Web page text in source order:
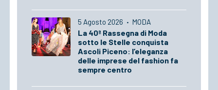
5 Agosto 2026 · MODA
La 40ª Rassegna di Moda
sotto le Stelle conquista
Ascoli Piceno: l’eleganza
delle imprese del fashion fa
sempre centro